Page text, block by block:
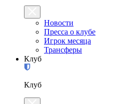
Новости
Пресса о клубе
Игрок месяца
Трансферы
Клуб
Клуб